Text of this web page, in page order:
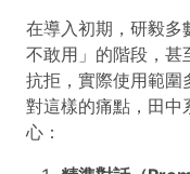
在導入初期，研毅多
不敢用」的階段，甚
抗拒，實際使用範圍
對這樣的痛點，田中
心：